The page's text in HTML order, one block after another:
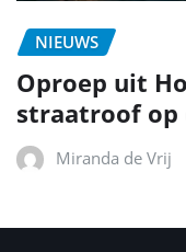
NIEUWS
Oproep uit
straatroof op
Miranda de Vrij